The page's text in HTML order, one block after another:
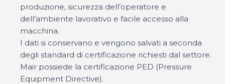
produzione, sicurezza dell’operatore e
dell’ambiente lavorativo e facile accesso alla
macchina.
I dati si conservano e vengono salvati a seconda
degli standard di certificazione richiesti dal settore.
Mair possiede la certificazione PED (Pressure
Equipment Directive).